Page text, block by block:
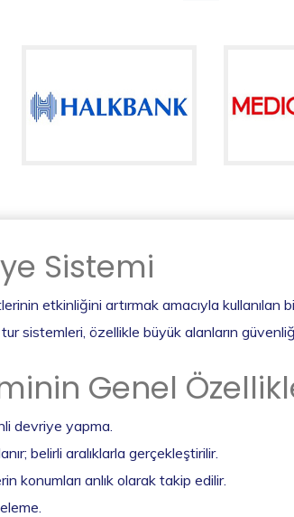
Sistemi
etkinliğini artırmak amacıyla
sistemleri, özellikle büyük alanların
Genel
devriye yapma.
belirli aralıklarla gerçekleştirilir.
konumları anlık olarak takip edilir.